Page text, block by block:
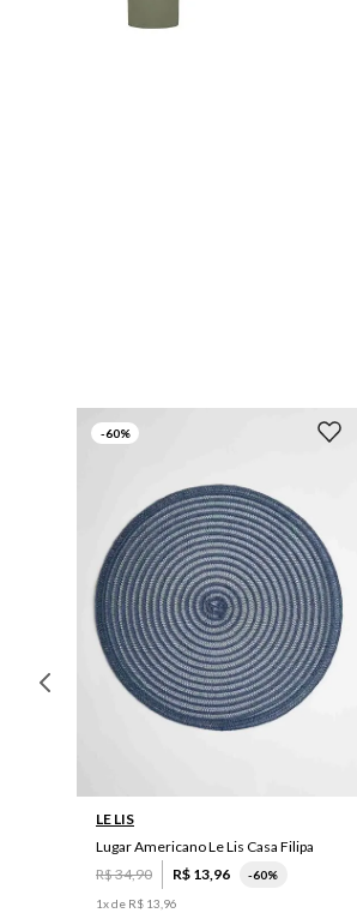
-60%
LE LIS
Lugar Americano Le Lis Casa Filipa
R$34,90 R$ 13,96 -60%
1x de R$ 13 96